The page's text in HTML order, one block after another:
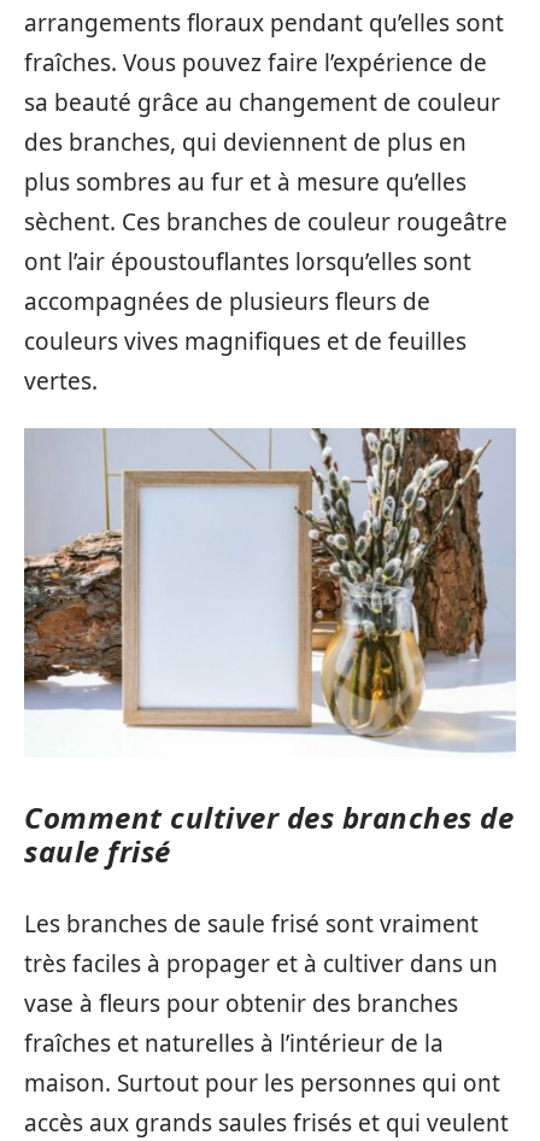
arrangements floraux pendant qu’elles sont
fraîches. Vous pouvez faire l’expérience de
sa beauté grâce au changement de couleur
des branches, qui deviennent de plus en
plus sombres au fur et à mesure qu’elles
sèchent. Ces branches de couleur rougeâtre
ont l’air époustouflantes lorsqu’elles sont
accompagnées de plusieurs fleurs de
couleurs vives magnifiques et de feuilles
vertes.
Comment cultiver des branches de
saule frisé
Les branches de saule frisé sont vraiment
très faciles à propager et à cultiver dans un
vase à fleurs pour obtenir des branches
fraîches et naturelles à l’intérieur de la
maison. Surtout pour les personnes qui ont
accès aux grands saules frisés et qui veulent